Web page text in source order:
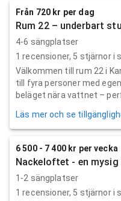
Från 720 kr per dag
Rum 22 – underbart
4-6 sängplatser
1 recensioner, 5 stjärnor i
Välkommen till rum 22 i
till fyra personer med
beläget nära vattnet –
Läs mer och se
6 500 - 7 400 kr per vecka
Nackeloftet - en
1-2 sängplatser
1 recensioner, 5 stjärnor i